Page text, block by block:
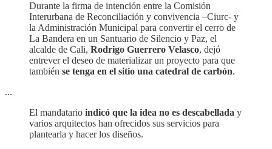
Durante la firma de intención entre la Comisión
Interurbana de Reconciliación y convivencia –Ciurc- y
la Administración Municipal para convertir el cerro de
La Bandera en un Santuario de Silencio y Paz, el
alcalde de Cali, Rodrigo Guerrero Velasco, dejó
entrever el deseo de materializar un proyecto para que
también se tenga en el sitio una catedral de carbón.
...
El mandatario indicó que la idea no es descabellada y
varios arquitectos han ofrecidos sus servicios para
plantearla y hacer los diseños.